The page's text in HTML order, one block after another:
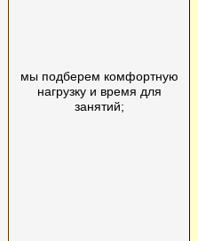
мы подберем комфортную
нагрузку и время для
занятий;